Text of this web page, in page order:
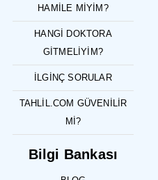
HAMILE MIYIM?
HANGI DOKTORA
GITMELIYIM?
İLGINÇ SORULAR
TAHLIL.COM GÜVENILIR
MI?
Bilgi Bankası